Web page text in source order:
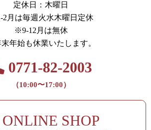
定休日：木曜日
月は毎週火水木曜日定休
※9-12月は無休
年始も休業いたします。
0771-82-2003
（10:00〜17:00）
ONLINE SHOP